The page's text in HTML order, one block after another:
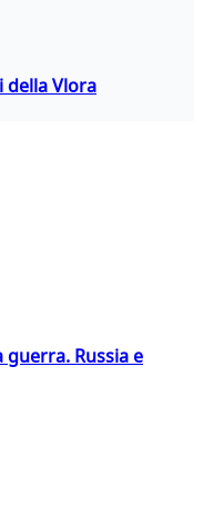
della Vlora
guerra. Russia e